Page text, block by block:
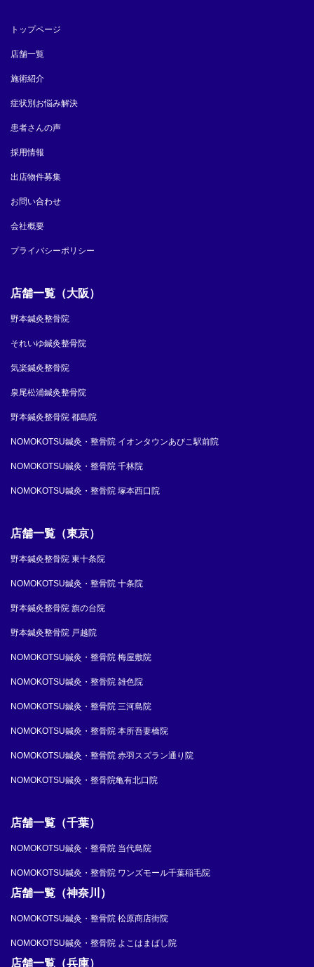
トップページ
店舗一覧
施術紹介
症状別お悩み解決
患者さんの声
採用情報
出店物件募集
お問い合わせ
会社概要
プライバシーポリシー
店舗一覧（大阪）
野本鍼灸整骨院
それいゆ鍼灸整骨院
気楽鍼灸整骨院
泉尾松浦鍼灸整骨院
野本鍼灸整骨院 都島院
NOMOKOTSU鍼灸・整骨院 イオンタウンあびこ駅前院
NOMOKOTSU鍼灸・整骨院 千林院
NOMOKOTSU鍼灸・整骨院 塚本西口院
店舗一覧（東京）
野本鍼灸整骨院 東十条院
NOMOKOTSU鍼灸・整骨院 十条院
野本鍼灸整骨院 旗の台院
野本鍼灸整骨院 戸越院
NOMOKOTSU鍼灸・整骨院 梅屋敷院
NOMOKOTSU鍼灸・整骨院 雑色院
NOMOKOTSU鍼灸・整骨院 三河島院
NOMOKOTSU鍼灸・整骨院 本所吾妻橋院
NOMOKOTSU鍼灸・整骨院 赤羽スズラン通り院
NOMOKOTSU鍼灸・整骨院亀有北口院
店舗一覧（千葉）
NOMOKOTSU鍼灸・整骨院 当代島院
NOMOKOTSU鍼灸・整骨院 ワンズモール千葉稲毛院
店舗一覧（神奈川）
NOMOKOTSU鍼灸・整骨院 松原商店街院
NOMOKOTSU鍼灸・整骨院 よこはまばし院
店舗一覧（兵庫）